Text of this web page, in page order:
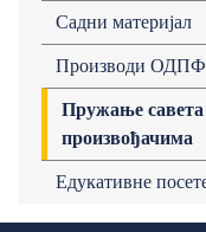
Садни материјал
Производи ОДПФ
Пружање
произвођачима
Едукативне